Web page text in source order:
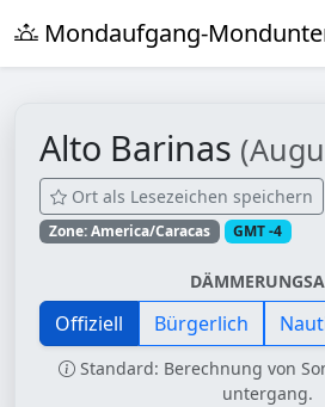
Mondaufgang-
Alto Barinas
Ort als Lesezeichen speichern
Zone: America/Caracas GMT -4
Offiziell Bürgerlich
Standard: Berechnung von
untergang.